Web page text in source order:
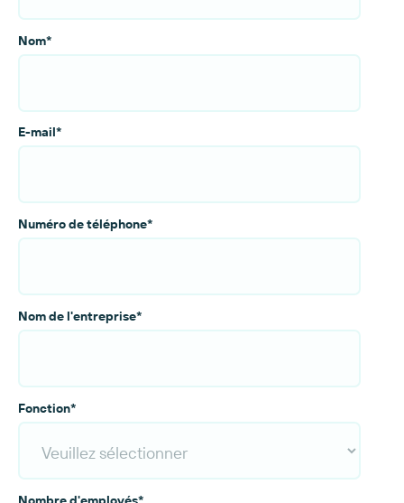
Nom*
E-mail*
Numéro de téléphone*
Nom de l'entreprise*
Fonction*